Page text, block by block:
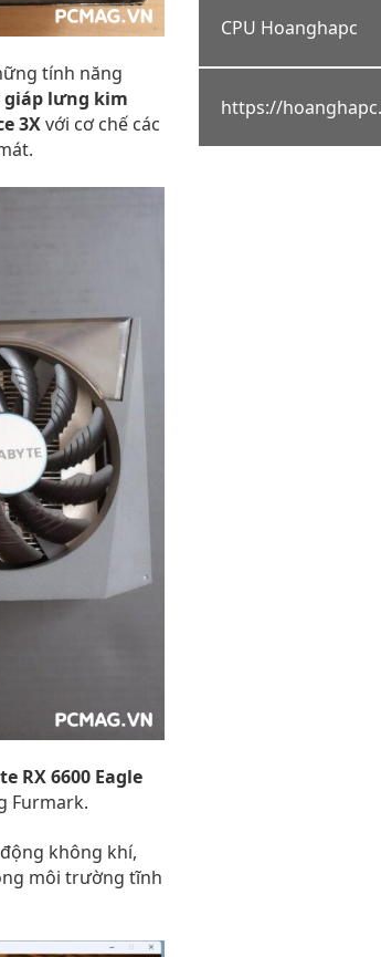
tính năng
lưng kim
3Xvới cơ chế các
RX 6600 Eagle
Furmark.
không khí,
môi trường tĩnh
CPU Hoanghapc
https://